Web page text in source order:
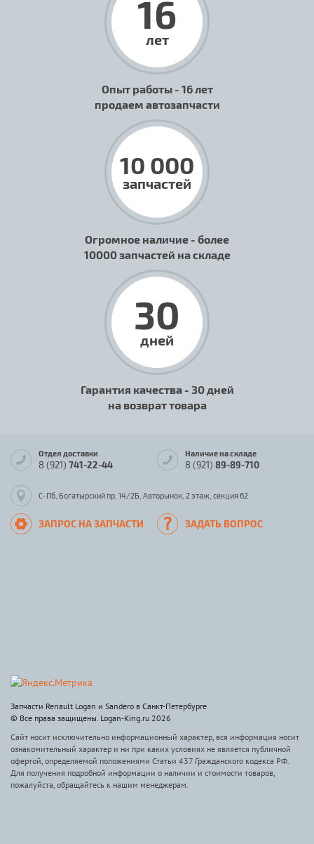
16
лет
Опыт работы - 16 лет
продаем автозапчасти
10 000
запчастей
Огромное наличие - более
10000 запчастей на складе
30
дней
Гарантия качества - 30 дней
на возврат товара
Отдел доставки
8 (921) 741-22-44
Наличие на складе
8 (921) 89-89-710
С-Пб, Богатырский пр, 14/2Б, Авторынок, 2 этаж, секция 62
ЗАПРОС НА ЗАПЧАСТИ ЗАДАТЬ ВОПРОС
Запчасти Renault Logan и Sandero в Санкт-Петербурге
© Все права защищены. Logan-King.ru 2026
Сайт носит исключительно информационный характер, вся информация носит
ознакомительный характер и ни при каких условиях не является публичной
офертой, определяемой положениями Статьи 437 Гражданского кодекса РФ.
Для получения подробной информации о наличии и стоимости товаров,
пожалуйста, обращайтесь к нашим менеджерам.